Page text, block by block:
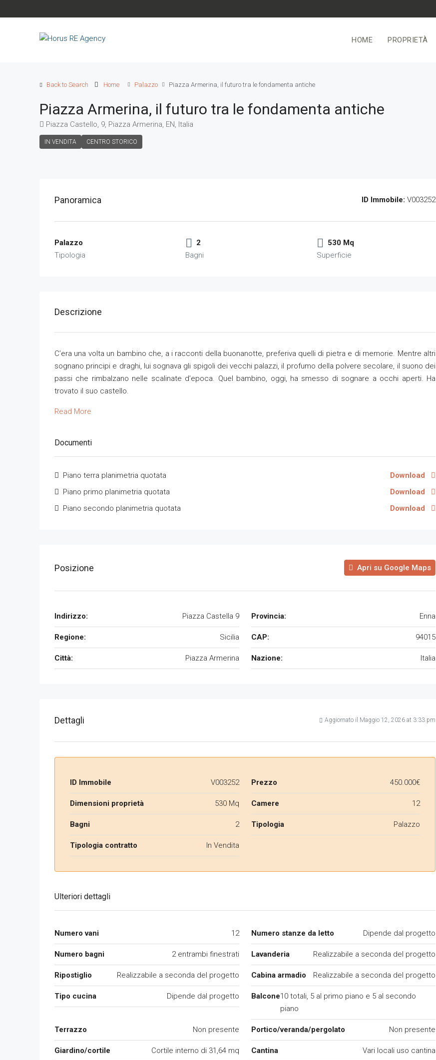
HOME PROPRIETÀ
Back to Search Home Palazzo Piazza Armerina, il futuro tra le fondamenta antiche
Piazza Armerina, il futuro tra le fondamenta antiche
Piazza Castello, 9, Piazza Armerina, EN, Italia
IN VENDITA CENTRO STORICO
Panoramica ID Immobile: V003252
Palazzo
Tipologia
2
Bagni
530 Mq
Superficie
Descrizione
C’era una volta un bambino che, a i racconti della buonanotte, preferiva quelli di pietra e di memorie. Mentre altri
sognano principi e draghi, lui sognava gli spigoli dei vecchi palazzi, il profumo della polvere secolare, il suono dei
passi che rimbalzano nelle scalinate d’epoca. Quel bambino, oggi, ha smesso di sognare a occhi aperti. Ha
trovato il suo castello.
Read More
Documenti
Piano terra planimetria quotata
Download
Piano primo planimetria quotata
Download
Piano secondo planimetria quotata
Download
Posizione Apri su Google Maps
Indirizzo: Piazza Castella 9 Provincia: Enna
Regione: Sicilia CAP: 94015
Città: Piazza Armerina Nazione: Italia
Dettagli Aggiornato il Maggio 12, 2026 at 3:33 pm
ID Immobile V003252 Prezzo 450.000€
Dimensioni proprietà 530 Mq Camere 12
Bagni 2 Tipologia Palazzo
Tipologia contratto In Vendita
Ulteriori dettagli
Numero vani 12 Numero stanze da letto Dipende dal progetto
Numero bagni 2 entrambi finestrati Lavanderia Realizzabile a seconda del progetto
Ripostiglio Realizzabile a seconda del progetto Cabina armadio Realizzabile a seconda del progetto
Tipo cucina Dipende dal progetto Balcone10 totali, 5 al primo piano e 5 al secondo
piano
Terrazzo Non presente Portico/veranda/pergolato Non presente
Giardino/cortile Cortile interno di 31,64 mq Cantina Vari locali uso cantina